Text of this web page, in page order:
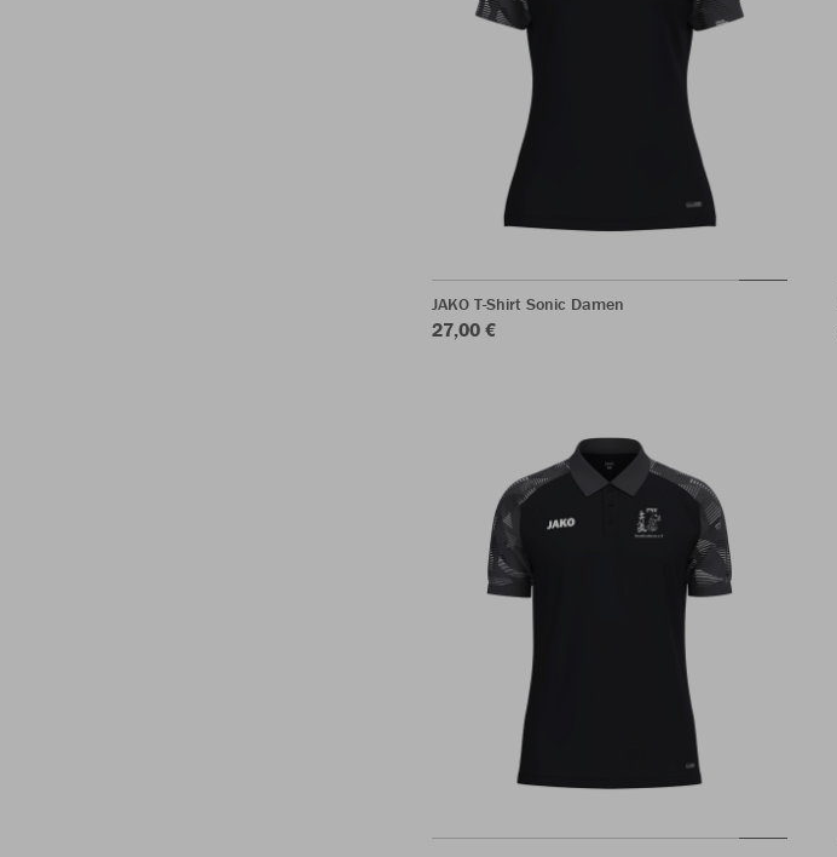
JAKO T-Shirt Sonic Damen
27,00 €